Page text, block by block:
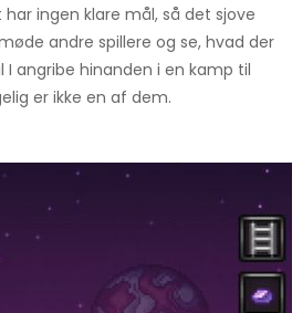
ingen klare mål, så det sjove
andre spillere og se, hvad der
I angribe hinanden i en kamp til
er ikke en af ​​dem.